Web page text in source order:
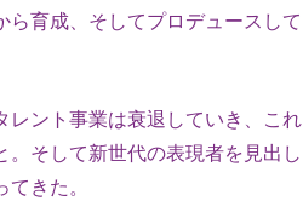
育成、そしてプロデュースして
ント事業は衰退していき、これ
そして新世代の表現者を見出し
きた。